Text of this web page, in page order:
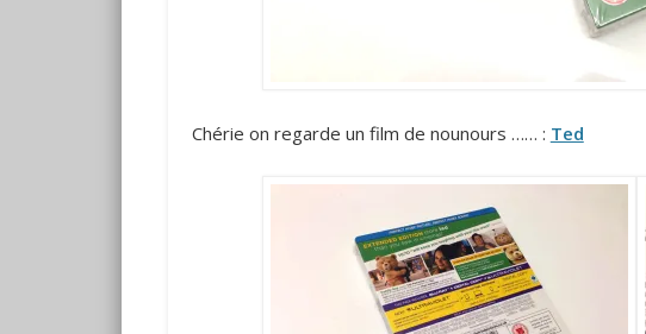
Chérie on regarde un film de nounours …… : Ted